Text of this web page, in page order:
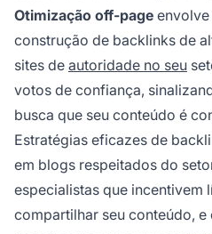
Otimização off-page
construção de backlinks de
sites de autoridade no seu
votos de confiança,
busca que seu conteúdo é
Estratégias eficazes de
em blogs respeitados do
especialistas que incentivem
compartilhar seu conteúdo, e